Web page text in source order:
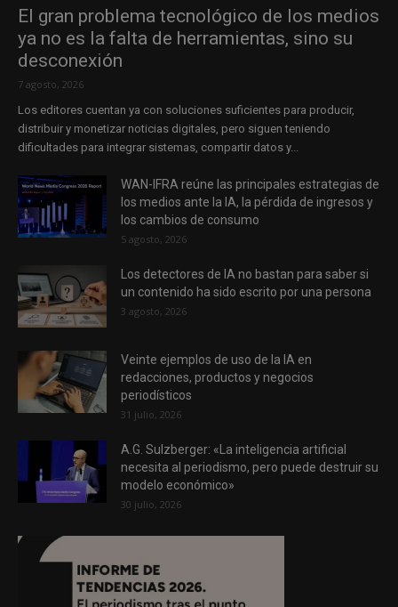
El gran problema tecnológico de los medios
ya no es la falta de herramientas, sino su
desconexión
7 agosto, 2026
Los editores cuentan ya con soluciones suficientes para producir,
distribuir y monetizar noticias digitales, pero siguen teniendo
dificultades para integrar sistemas, compartir datos y...
WAN-IFRA reúne las principales estrategias de
los medios ante la IA, la pérdida de ingresos y
los cambios de consumo
5 agosto, 2026
Los detectores de IA no bastan para saber si
un contenido ha sido escrito por una persona
3 agosto, 2026
Veinte ejemplos de uso de la IA en
redacciones, productos y negocios
periodísticos
31 julio, 2026
A.G. Sulzberger: «La inteligencia artificial
necesita al periodismo, pero puede destruir su
modelo económico»
30 julio, 2026